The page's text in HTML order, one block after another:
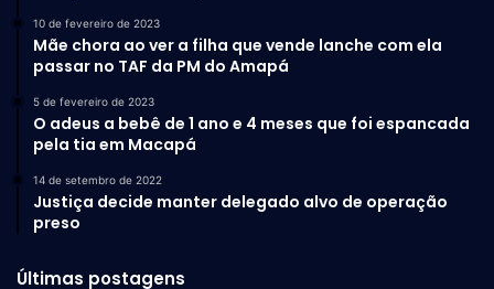
10 de fevereiro de 2023
Mãe chora ao ver a filha que vende lanche com ela
passar no TAF da PM do Amapá
5 de fevereiro de 2023
O adeus a bebê de 1 ano e 4 meses que foi espancada
pela tia em Macapá
14 de setembro de 2022
Justiça decide manter delegado alvo de operação
preso
Últimas postagens